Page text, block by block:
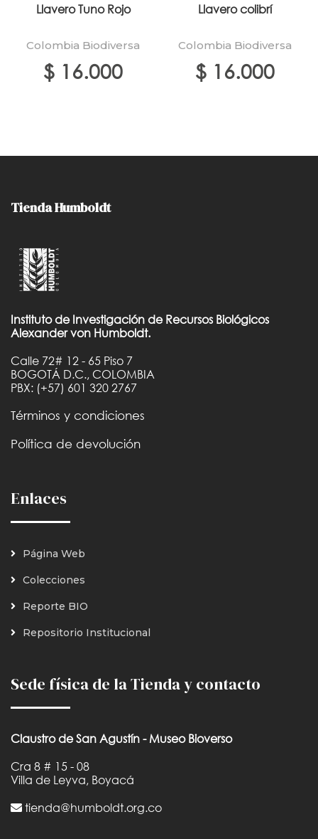
Llavero Tuno Rojo
Colombia Biodiversa
$ 16.000
Llavero colibrí
Colombia Biodiversa
$ 16.000
Tienda Humboldt
Instituto de Investigación de Recursos Biológicos
Alexander von Humboldt.
Calle 72# 12 - 65 Piso 7
BOGOTÁ D.C., COLOMBIA
PBX: (+57) 601 320 2767
Términos y condiciones
Política de devolución
Enlaces
Página Web
Colecciones
Reporte BIO
Repositorio Institucional
Sede física de la Tienda y contacto
Claustro de San Agustín - Museo Bioverso
Cra 8 # 15 - 08
Villa de Leyva, Boyacá
tienda@humboldt.org.co